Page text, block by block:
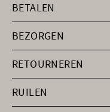
BETALEN
BEZORGEN
RETOURNEREN
RUILEN